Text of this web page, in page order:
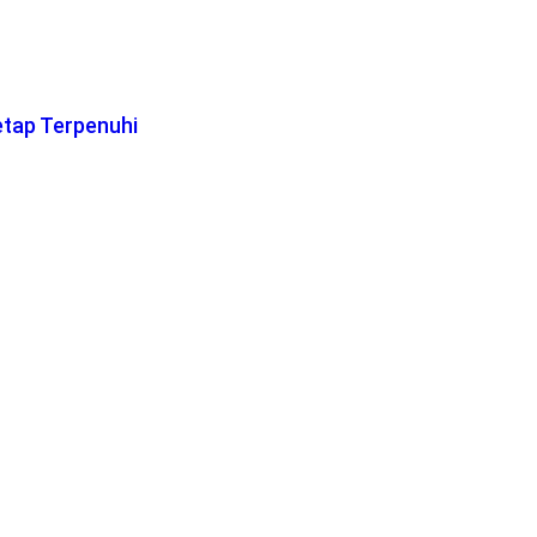
Terpenuhi